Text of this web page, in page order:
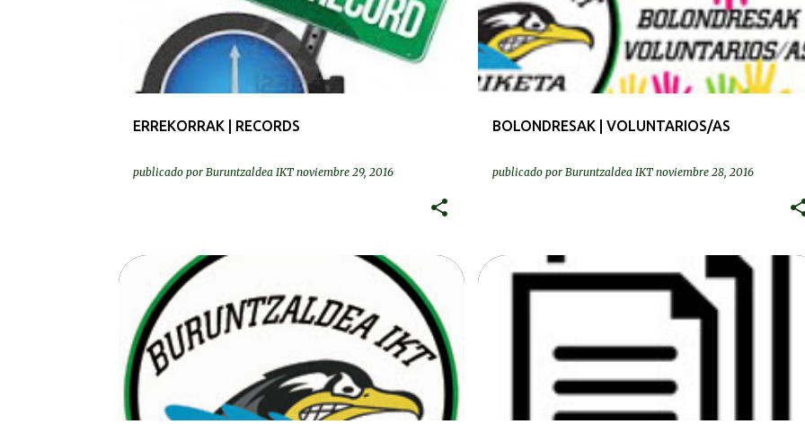
ERREKORRAK | RECORDS
publicado por Buruntzaldea IKT noviembre 29, 2016
BOLONDRESAK | VOLUNTARIOS/AS
publicado por Buruntzaldea IKT noviembre 28, 2016
DEIALDIAK-CONVOCATORIAS MASTERRAK | MASTERS MINIMAK | MINIMAS